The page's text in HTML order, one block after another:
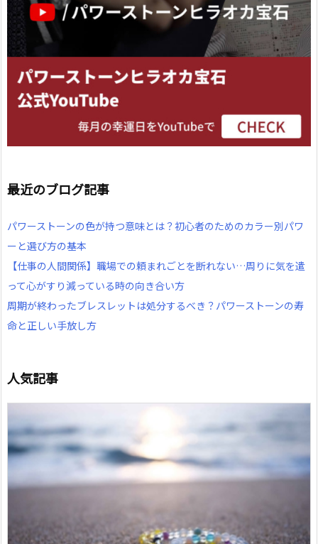
最近のブログ記事
パワーストーンの色が持つ意味とは？初心者のためのカラー別パワ
ーと選び方の基本
【仕事の人間関係】職場での頼まれごとを断れない…周りに気を遣
って心がすり減っている時の向き合い方
周期が終わったブレスレットは処分するべき？パワーストーンの寿
命と正しい手放し方
人気記事